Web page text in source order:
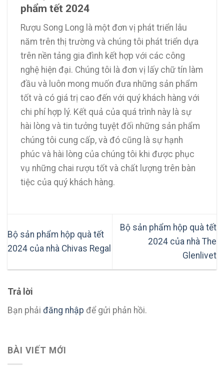
BÀI VIẾT MỚI
phẩm tết 2024
Rượu Song Long là một đơn vị phát triển lâu
năm trên thị trường và chúng tôi phát triển dựa
trên nền tảng gia đình kết hợp với các công
nghệ hiện đại. Chúng tôi là đơn vị lấy chữ tín làm
đầu và luôn mong muốn đưa những sản phẩm
tốt và có giá trị cao đến với quý khách hàng với
chi phí hợp lý. Kết quả của quá trình này là sự
hài lòng và tin tưởng tuyệt đối những sản phẩm
chúng tôi cung cấp, và đó cũng là sự hạnh
phúc và hài lòng của chúng tôi khi được phục
vụ những chai rượu tốt và chất lượng trên bàn
tiệc của quý khách hàng.
Bộ sản phẩm hộp quà tết
2024 của nhà Chivas Regal
Bộ sản phẩm hộp quà tết
2024 của nhà The
Glenlivet
Trả lời
Bạn phải đăng nhập để gửi phản hồi.